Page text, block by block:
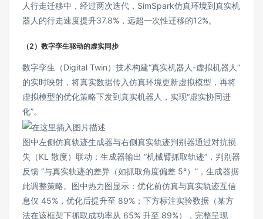
人行走迁移中，经过两次迭代，SimSpark仿真环境到真实机
器人的行走速度提升37.8%，远超一次性迁移的12%。
（2）数字孪生驱动的虚实同步
数字孪生（Digital Twin）技术构建“真实机器人-虚拟机器人”
的实时映射，将真实数据传入仿真环境更新虚拟模型，再将
虚拟模型的优化策略下发到真实机器人，实现“虚实协同进
化”。
图中左侧仿真轨迹生成器与右侧真实轨迹判别器通过对抗损
失（KL 散度）联动：生成器输出 “机械臂抓取轨迹”，判别器
反馈 “与真实轨迹的差异（如抓取角度偏差 5°）”，生成器据
此调整策略。图中热力图显示：优化前仿真与真实轨迹互信
息仅 45%，优化后提升至 89%；下方标注实验数据（某方
法在该框架下抓取成功率从 65% 升至 89%），完整呈现